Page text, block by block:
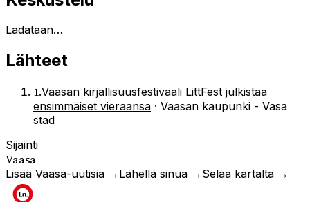
Ladataan…
Lähteet
1.Vaasan kirjallisuusfestivaali LittFest julkistaa
ensimmäiset vieraansa · Vaasan kaupunki - Vasa
stad
Sijainti
Vaasa
Lisää Vaasa-uutisia → Lähellä sinua → Selaa kartalta →